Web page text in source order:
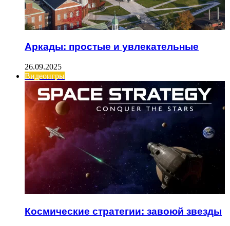
Аркады: простые и увлекательные
26.09.2025
Видеоигры
Космические стратегии: завоюй звезды